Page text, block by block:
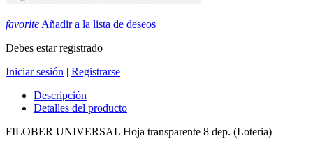
favorite Añadir a la lista de deseos
Debes estar registrado
Iniciar sesión | Registrarse
Descripción
Detalles del producto
FILOBER UNIVERSAL Hoja transparente 8 dep. (Loteria)